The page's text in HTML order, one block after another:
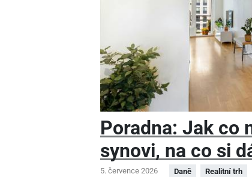
Poradna: Jak co
synovi, na co si
5. července 2026 Daně Realitní trh